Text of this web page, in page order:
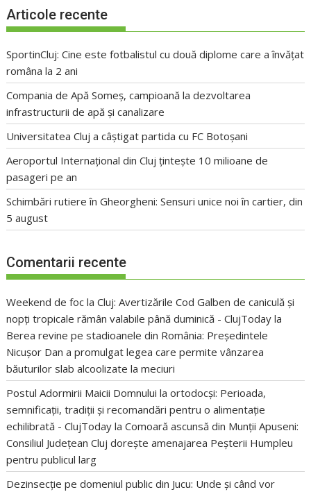
Articole recente
SportinCluj: Cine este fotbalistul cu două diplome care a învățat
româna la 2 ani
Compania de Apă Someș, campioană la dezvoltarea
infrastructurii de apă și canalizare
Universitatea Cluj a câștigat partida cu FC Botoșani
Aeroportul Internațional din Cluj țintește 10 milioane de
pasageri pe an
Schimbări rutiere în Gheorgheni: Sensuri unice noi în cartier, din
5 august
Comentarii recente
Weekend de foc la Cluj: Avertizările Cod Galben de caniculă și
nopți tropicale rămân valabile până duminică - ClujToday la
Berea revine pe stadioanele din România: Președintele
Nicușor Dan a promulgat legea care permite vânzarea
băuturilor slab alcoolizate la meciuri
Postul Adormirii Maicii Domnului la ortodocși: Perioada,
semnificații, tradiții și recomandări pentru o alimentație
echilibrată - ClujToday laComoară ascunsă din Munții Apuseni:
Consiliul Județean Cluj dorește amenajarea Peșterii Humpleu
pentru publicul larg
Dezinsecție pe domeniul public din Jucu: Unde și când vor